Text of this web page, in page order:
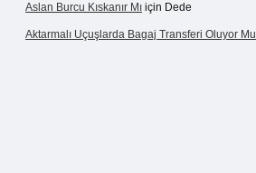
Aslan Burcu Kıskanır Mı için Dede
Aktarmalı Uçuşlarda Bagaj Transferi Oluyor Mu